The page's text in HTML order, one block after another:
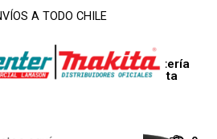
A TODO CHILE
Industrial
Taladros
Inalámbrico Sin batería
Motor BL DHP483Z Makita